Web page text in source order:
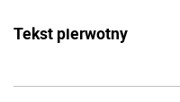
Tekst pierwotny